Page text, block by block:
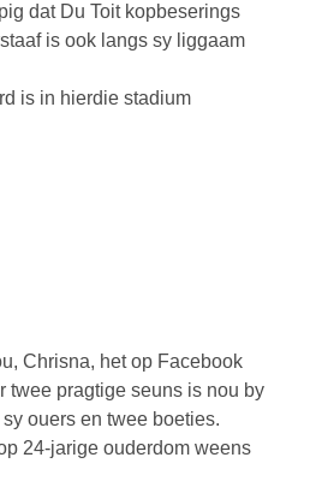
dat Du Toit kopbeserings
is ook langs sy liggaam
is in hierdie stadium
Chrisna, het op Facebook
twee pragtige seuns is nou by
ouers en twee boeties.
24-jarige ouderdom weens